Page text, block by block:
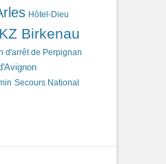
Hôtel-Dieu
KZ Birkenau
d'arrêt de Perpignan
Secours National